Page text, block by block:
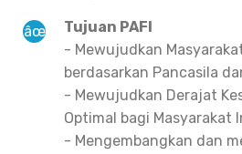
Tujuan PAFI
- Mewujudkan
berdasarkan Pancasila
- Mewujudkan Derajat
Optimal bagi Masyarakat
- Mengembangkan dan